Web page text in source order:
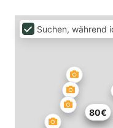
47€
80€
Suchen, während